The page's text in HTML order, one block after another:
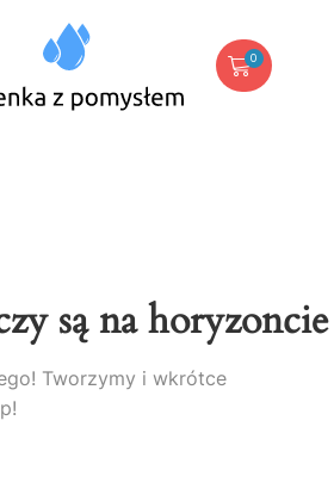
0
są na horyzoncie
Tworzymy i wkrótce